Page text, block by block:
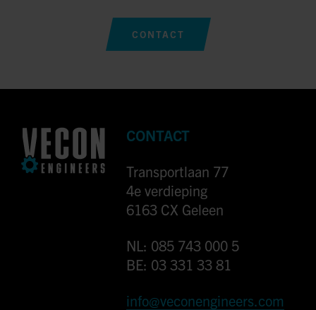
CONTACT
CONTACT
Transportlaan 77
4e verdieping
6163 CX Geleen
NL: 085 743 000 5
BE: 03 331 33 81
info@veconengineers.com